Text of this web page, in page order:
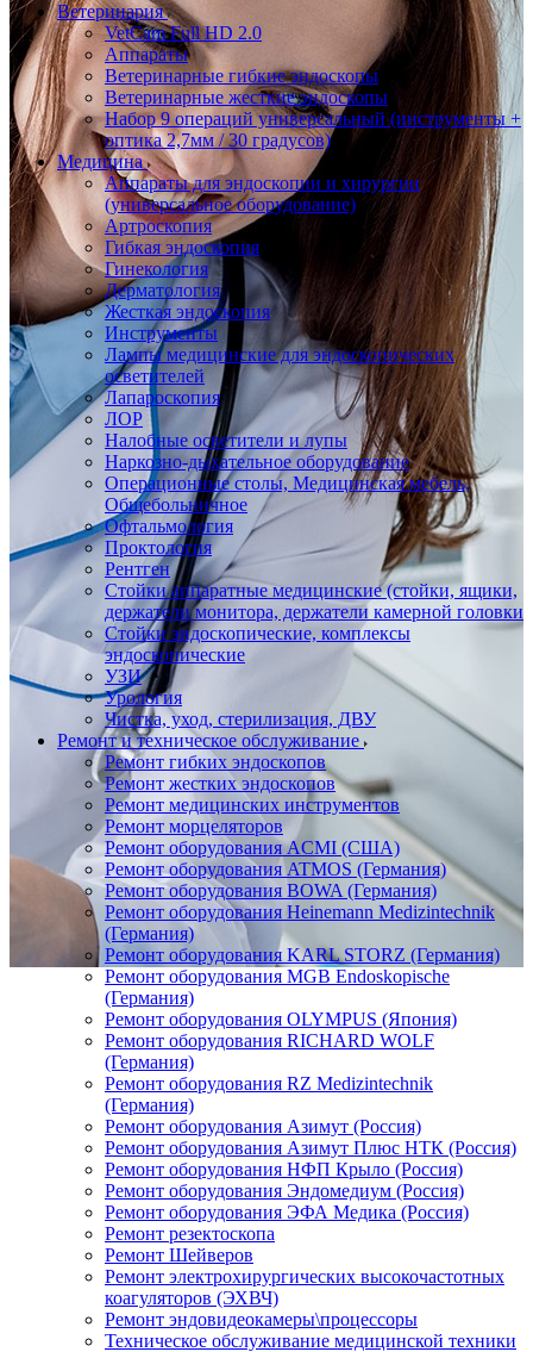
Ветеринария
VetCam Full HD 2.0
Аппараты
Ветеринарные гибкие эндоскопы
Ветеринарные жесткие эндоскопы
Набор 9 операций универсальный (инструменты +
оптика 2,7мм / 30 градусов)
Медицина
Аппараты для эндоскопии и хирургии
(универсальное оборудование)
Артроскопия
Гибкая эндоскопия
Гинекология
Дерматология
Жесткая эндоскопия
Инструменты
Лампы медицинские для эндоскопических
осветителей
Лапароскопия
ЛОР
Налобные осветители и лупы
Наркозно-дыхательное оборудование
Операционные столы, Медицинская мебель,
Общебольничное
Офтальмология
Проктология
Рентген
Стойки аппаратные медицинские (стойки, ящики,
держатели монитора, держатели камерной головки
Стойки эндоскопические, комплексы
эндоскопические
УЗИ
Урология
Чистка, уход, стерилизация, ДВУ
Ремонт и техническое обслуживание
Ремонт гибких эндоскопов
Ремонт жестких эндоскопов
Ремонт медицинских инструментов
Ремонт морцеляторов
Ремонт оборудования ACMI (США)
Ремонт оборудования ATMOS (Германия)
Ремонт оборудования BOWA (Германия)
Ремонт оборудования Heinemann Medizintechnik
(Германия)
Ремонт оборудования KARL STORZ (Германия)
Ремонт оборудования MGB Endoskopische
(Германия)
Ремонт оборудования OLYMPUS (Япония)
Ремонт оборудования RICHARD WOLF
(Германия)
Ремонт оборудования RZ Medizintechnik
(Германия)
Ремонт оборудования Азимут (Россия)
Ремонт оборудования Азимут Плюс НТК (Россия)
Ремонт оборудования НФП Крыло (Россия)
Ремонт оборудования Эндомедиум (Россия)
Ремонт оборудования ЭФА Медика (Россия)
Ремонт резектоскопа
Ремонт Шейверов
Ремонт электрохирургических высокочастотных
коагуляторов (ЭХВЧ)
Ремонт эндовидеокамеры\процессоры
Техническое обслуживание медицинской техники